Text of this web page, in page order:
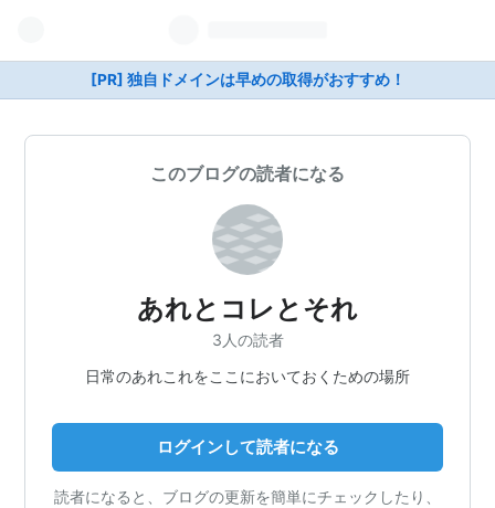
[PR] 独自ドメインは早めの取得がおすすめ！
このブログの読者になる
あれとコレとそれ
3人の読者
日常のあれこれをここにおいておくための場所
ログインして読者になる
読者になると、ブログの更新を簡単にチェックしたり、